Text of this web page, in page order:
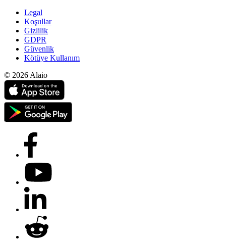
Legal
Koşullar
Gizlilik
GDPR
Güvenlik
Kötüye Kullanım
© 2026 Alaio